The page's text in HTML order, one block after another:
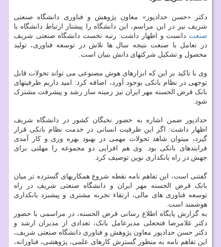
دکتر «حسن حدادپور» معاون پژوهش و فناوری دانشگاه صنعتی
شریف نیز در این مراسم، این دانشگاه را پیشتاز ارتباط دانشگاه با
صنعت دانست و اظهار داشت: رتبه نخست دانشگاه صنعتی شریف
در تعامل با صنعت نتیجه سال ها تلاش در توسعه فناوری، تولید
محصول و تشکیل شرکتهای دانش بنیان است.
وی با تاکید بر این که ابزارهای هوش مصنوعی می تواند تحولات قابل
توجهی در نظام بانکی بوجود آورد، اضافه کرد: امید داریم ظرفیتهای
بانک قرض الحسنه مهر ایران نیز زمینه ساز رشد و پیشرفت مشترک
شود.
حدادپور ضمن اشاره به حضور نخبگان کشور در دانشگاه شریف
اظهار داشت: اگر این ظرفیت انسانی در خدمت نظام بانکی قرار
گیرد، میتوان شاهد تحولات مهمی در بهبود بهره وری و کار آمدی
فرایندهای بانکی بود. وی هم افزایی دو مجموعه را مهلتی برای
جهش در راه بانکداری نوین توصیف کرد.
گفتنی است، این تفاهم نامه نقطه شروع همکاریهای گسترده تر میان
بانک قرض الحسنه مهر ایران و دانشگاه صنعتی شریف در راه
توسعه فناوری های مالی، ارتقاء تجربه مشتری و پیشبرد بانکداری
هوشمند است.
به گزارش پایگاه اطلاع رسانی قرض الحسنه، در مراسمی با حضور
دکتر غلامرضا فتحعلی مدیرعامل بانک، تعدادی از مدیران ارشد و
دکتر حسن حدادپور معاون پژوهش و فناوری دانشگاه صنعتی شریف،
این تفاهم نامه به منظور گسترش کارهای علمی، پژوهشی، فناورانه،